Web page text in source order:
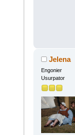
Jelena
Engonier
Usurpator